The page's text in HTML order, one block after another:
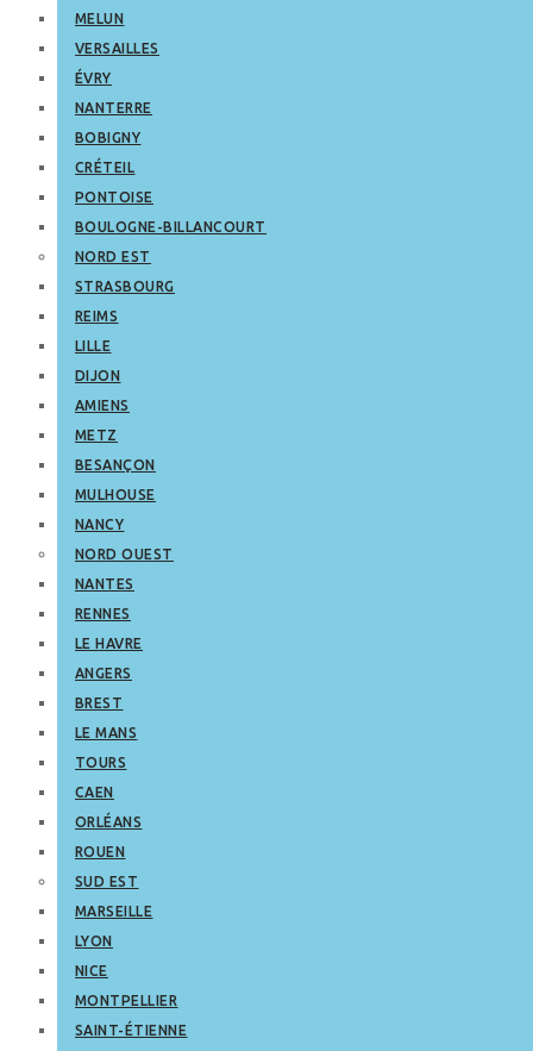
MELUN
VERSAILLES
ÉVRY
NANTERRE
BOBIGNY
CRÉTEIL
PONTOISE
BOULOGNE-BILLANCOURT
NORD EST
STRASBOURG
REIMS
LILLE
DIJON
AMIENS
METZ
BESANÇON
MULHOUSE
NANCY
NORD OUEST
NANTES
RENNES
LE HAVRE
ANGERS
BREST
LE MANS
TOURS
CAEN
ORLÉANS
ROUEN
SUD EST
MARSEILLE
LYON
NICE
MONTPELLIER
SAINT-ÉTIENNE